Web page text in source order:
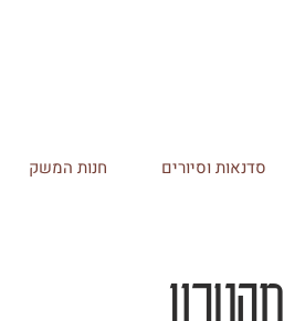
סדנאות וסיורים חנות המשק